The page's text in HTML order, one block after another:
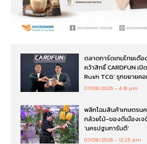
ตลาดการ์ดเกมไทยเดื
คว้าสิทธิ์ CARDFUN เ
Rush TCG’ รุกขยายค
07/08/2026 4:19 pm
พลิกโฉมสินค้าเกษตร
กล้วยไม้-ของดีเมืองเ
‘นครปฐมการันตี’
07/08/2026 12:25 pm